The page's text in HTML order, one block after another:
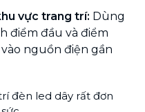
vực trang trí: Dùng
điểm đầu và điểm
nguồn điện gần